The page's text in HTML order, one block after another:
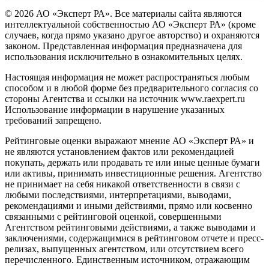
© 2026 АО «Эксперт РА». Все материалы сайта являются
интеллектуальной собственностью АО «Эксперт РА» (кроме
случаев, когда прямо указано другое авторство) и охраняются
законом. Представленная информация предназначена для
использования исключительно в ознакомительных целях.
Настоящая информация не может распространяться любым
способом и в любой форме без предварительного согласия со
стороны Агентства и ссылки на источник www.raexpert.ru
Использование информации в нарушение указанных
требований запрещено.
Рейтинговые оценки выражают мнение АО «Эксперт РА» и
не являются установлением фактов или рекомендацией
покупать, держать или продавать те или иные ценные бумаги
или активы, принимать инвестиционные решения. Агентство
не принимает на себя никакой ответственности в связи с
любыми последствиями, интерпретациями, выводами,
рекомендациями и иными действиями, прямо или косвенно
связанными с рейтинговой оценкой, совершенными
Агентством рейтинговыми действиями, а также выводами и
заключениями, содержащимися в рейтинговом отчете и пресс-
релизах, выпущенных агентством, или отсутствием всего
перечисленного. Единственным источником, отражающим